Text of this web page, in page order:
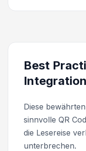
Best
Diese
sinnvolle QR
die Lesereise
unterbrechen.